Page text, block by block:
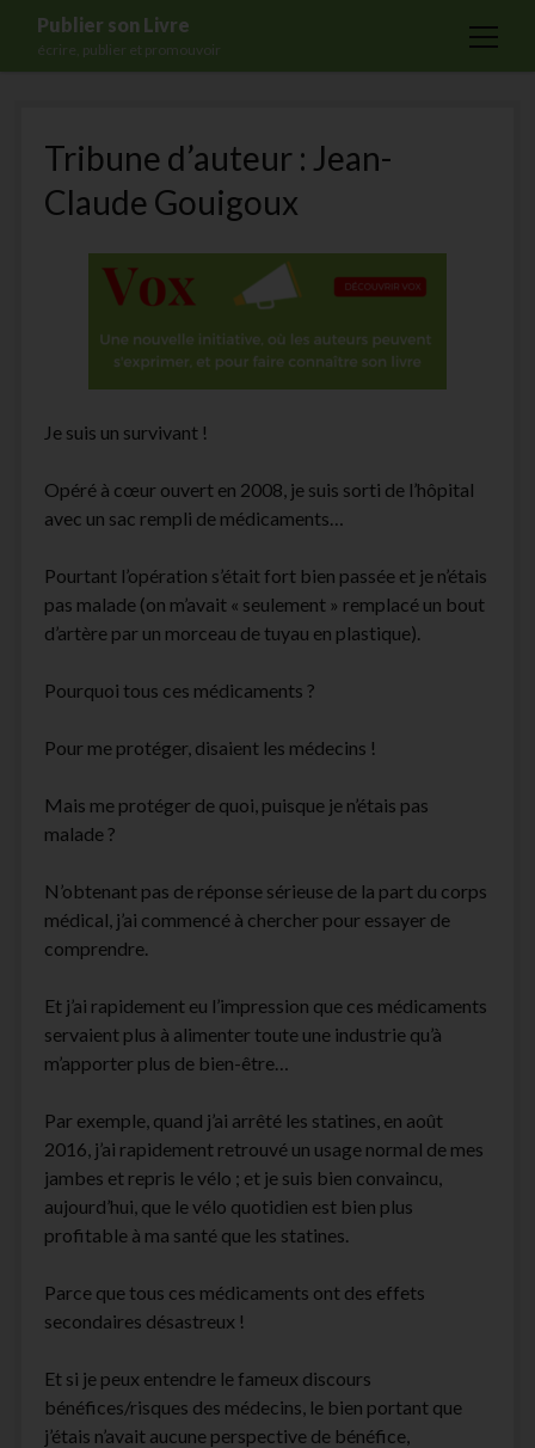
Publier son Livre
écrire, publier et promouvoir
open
Formations
Services
Auto-édition
Maisons d’édition
Contact
form
Tribune d’auteur : Jean-
Claude Gouigoux
Je suis un survivant !
Opéré à cœur ouvert en 2008, je suis sorti de l’hôpital
avec un sac rempli de médicaments…
Pourtant l’opération s’était fort bien passée et je n’étais
pas malade (on m’avait « seulement » remplacé un bout
d’artère par un morceau de tuyau en plastique).
Pourquoi tous ces médicaments ?
Pour me protéger, disaient les médecins !
Mais me protéger de quoi, puisque je n’étais pas
malade ?
N’obtenant pas de réponse sérieuse de la part du corps
médical, j’ai commencé à chercher pour essayer de
comprendre.
Et j’ai rapidement eu l’impression que ces médicaments
servaient plus à alimenter toute une industrie qu’à
m’apporter plus de bien-être…
Par exemple, quand j’ai arrêté les statines, en août
2016, j’ai rapidement retrouvé un usage normal de mes
jambes et repris le vélo ; et je suis bien convaincu,
aujourd’hui, que le vélo quotidien est bien plus
profitable à ma santé que les statines.
Parce que tous ces médicaments ont des effets
secondaires désastreux !
Et si je peux entendre le fameux discours
bénéfices/risques des médecins, le bien portant que
j’étais n’avait aucune perspective de bénéfice,